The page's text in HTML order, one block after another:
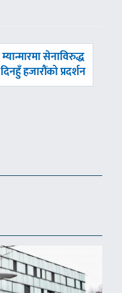
अघिल्लाे
-
म्यान्मारमा सेनाविरुद्ध
दिनहुँ हजारौंको प्रदर्शन